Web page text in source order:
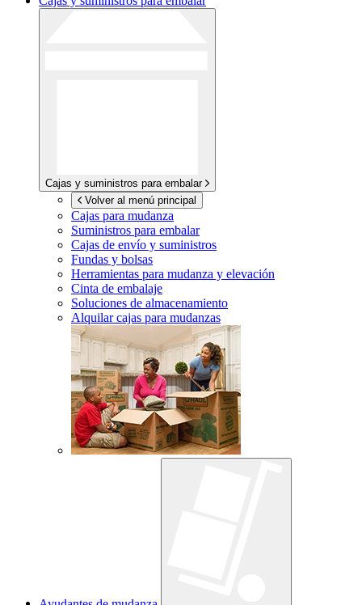
Cajas y suministros para embalar
Volver al menú principal
Cajas para mudanza
Suministros para embalar
Cajas de envío y suministros
Fundas y bolsas
Herramientas para mudanza y elevación
Cinta de embalaje
Soluciones de almacenamiento
Alquilar cajas para mudanzas